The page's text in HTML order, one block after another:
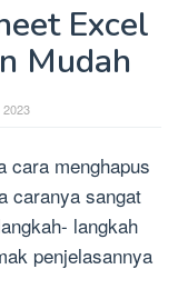
Excel
Mudah
2023
cara menghapus
caranya sangat
langkah
penjelasannya